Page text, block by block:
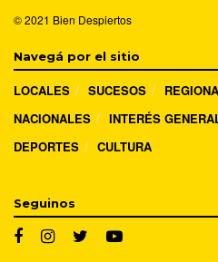
© 2021 Bien Despiertos
Navegá por el sitio
LOCALES SUCESOS
NACIONALES
INTERÉS
DEPORTES
CULTURA
Seguinos